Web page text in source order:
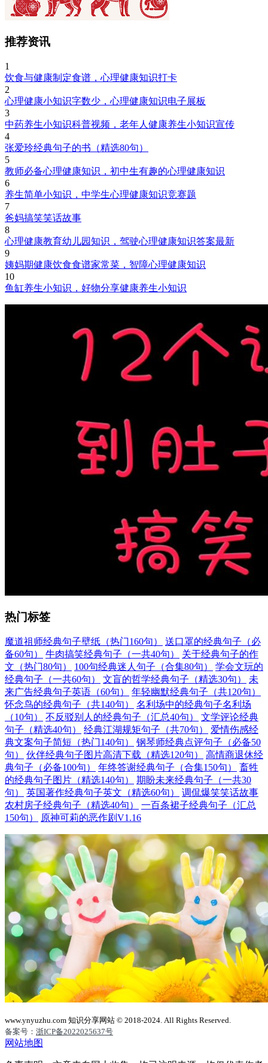
推荐资讯
1
饮食与健康制定食谱，心理健康知识打卡
2
心理健康小知识字数少，心理健康知识电子展板
3
中药养生小知识科普视频，老年人健康养生小知识宣传
4
张爱玲经典句子的书（精选80句）
5
教师必备心理健康知识，初中生有趣的心理健康知识
6
养生简单小知识，中学生心理健康知识竞赛题
7
爸妈搞笑笑话故事
8
心理健康教育幼儿园知识，驾驶心理健康知识答案最新
9
姨妈期健康饮食食谱家常菜，智障心理健康知识
10
鱼缸养生小知识，好物分享健康养生小知识
热门标签
魔道祖师经典句子壁纸（热门160句）
送口罩的经典句子（必
备60句）
牛肉搞笑经典句子（一共40句）
关于经典句子的作
文（热门80句）
100句经典迷人句子（合集80句）
学会文玩的
经典句子（一共60句）
文盲的哲学经典句子（精选30句）
未
来广告经典句子英语（60句）
年轻幽默经典句子（共120句）
怀念鸟的经典句子（共140句）
名利场中的经典句子名利场
（10句）
不反驳别人的经典句子（汇总40句）
文学评论经典
句子（精选40句）
经典江湖规矩句子（共70句）
爱情伤感经
典文案句子简短（热门140句）
钢琴师经典点评句子（必备50
句）
伙伴经典句子图片高清下载（精选120句）
高情商退休经
典句子（必备100句）
年终答谢经典句子（合集150句）
畜牲
的经典句子图片（精选140句）
期盼未来经典句子（一共30
句）
英国著作经典句子英文（精选60句）
调侃爆笑笑话故事
农村房子经典句子（精选40句）
一百条裙子经典句子（汇总
150句）
原神可莉的恶作剧V1.16
www.ynyuzhu.com 知识分享网站 © 2018-2024. All Rights Reserved.
备案号： 浙ICP备2022025637号
网站地图